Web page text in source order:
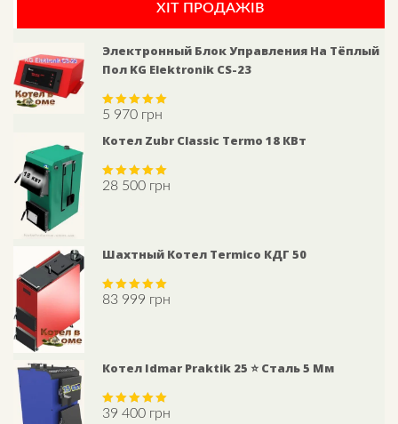
ХІТ ПРОДАЖІВ
Электронный Блок Управления На Тёплый
Пол KG Elektronik СS-23
Rated 5.00
5 970 грн
Котел Zubr Classic Termo 18 КВт
Rated 5.00
28 500 грн
Шахтный Котел Termico КДГ 50
Rated5.00
83 999 грн
Котел Idmar Praktik 25 ⭐ Сталь 5 Мм
Rated 5.00
39 400 грн